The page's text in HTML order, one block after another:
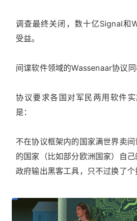
调查最终关闭，数十亿Signal和
受益。
间谍软件领域的Wassenaar协议同
协议要求各国对军民两用软件
是：
不在协议框架内的国家满世界卖
的国家（比如部分欧洲国家）自
政府输出黑客工具，只不过换了个